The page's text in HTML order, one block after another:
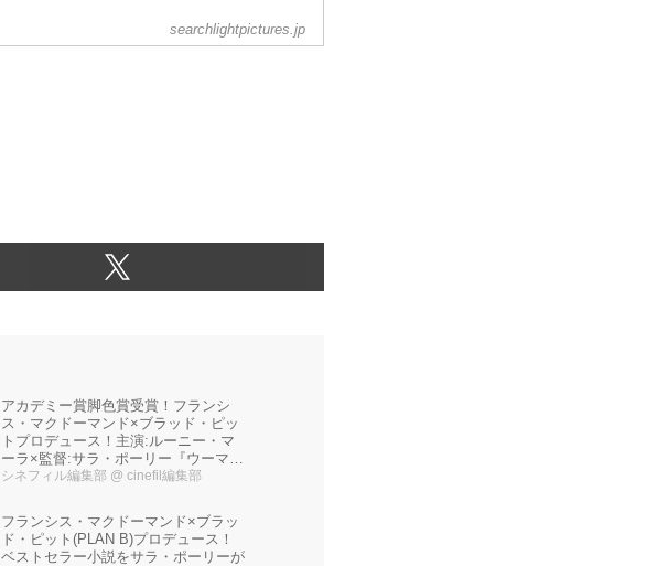
searchlightpictures.jp
アカデミー賞脚色賞受賞！フランシ
ス・マクドーマンド×ブラッド・ピッ
トプロデュース！主演:ルーニー・マ
ーラ×監督:サラ・ポーリー『ウーマ
ン・トーキング 私たちの選択』日本
シネフィル編集部 @ cinefil編集部
フランシス・マクドーマンド×ブラッ
ド・ピット(PLAN B)プロデュース！
ベストセラー小説をサラ・ポーリーが